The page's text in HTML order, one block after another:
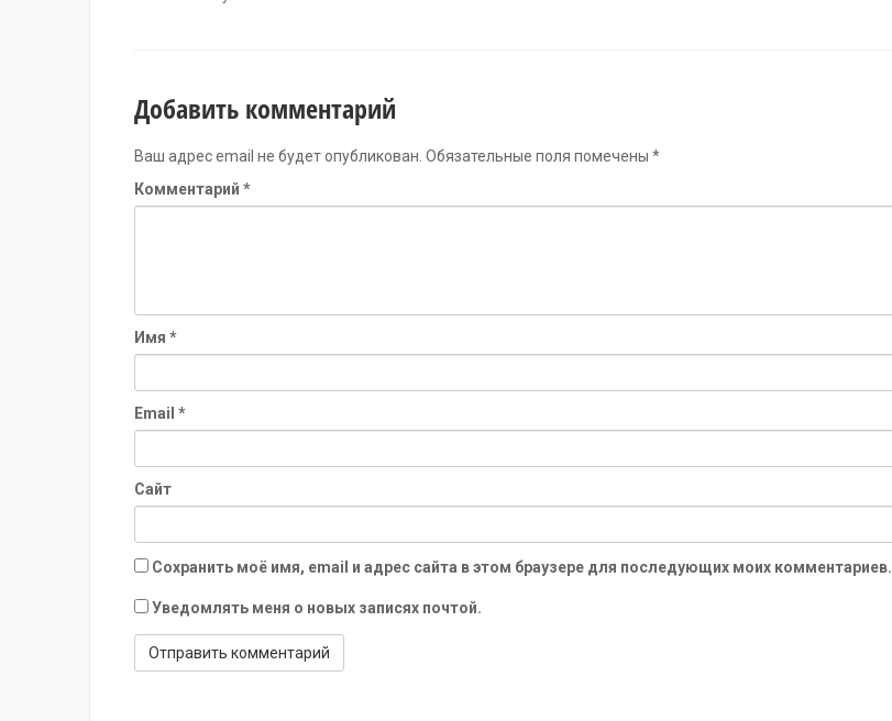
Добавить комментарий
Ваш адрес email не будет опубликован. Обязательные поля помечены *
Комментарий *
Имя *
Email *
Сайт
Сохранить моё имя, email и адрес сайта в этом браузере для последующих моих комментариев.
Уведомлять меня о новых записях почтой.